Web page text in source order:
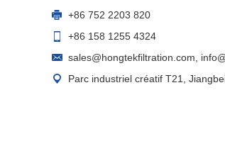
+86 752 2203 820
+86 158 1255 4324
sales@hongtekfiltration.com
Parc industriel créatif T21,